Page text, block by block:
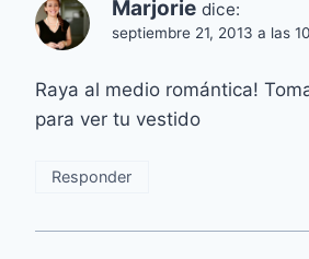
Marjorie dice:
septiembre 21, 2013 a las
Raya al medio romántica!
para ver tu vestido
Responder